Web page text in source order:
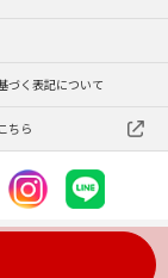
づく表記について
ちら